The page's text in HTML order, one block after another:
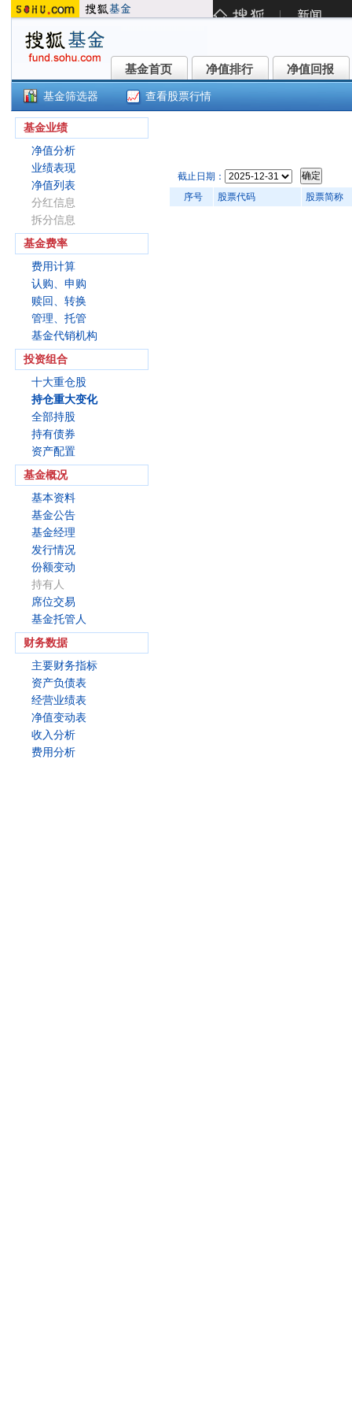
基金首页
基金首页 净值排行
净值排行 净值回报
净值回报
基金筛选器 查看股票行情
基金业绩
净值分析
业绩表现
净值列表
分红信息
拆分信息
基金费率
费用计算
认购、申购
赎回、转换
管理、托管
基金代销机构
投资组合
十大重仓股
持仓重大变化
全部持股
持有债券
资产配置
基金概况
基本资料
基金公告
基金经理
发行情况
份额变动
持有人
席位交易
基金托管人
财务数据
主要财务指标
资产负债表
经营业绩表
净值变动表
收入分析
费用分析
截止日期：
序号
股票代码 股票简称